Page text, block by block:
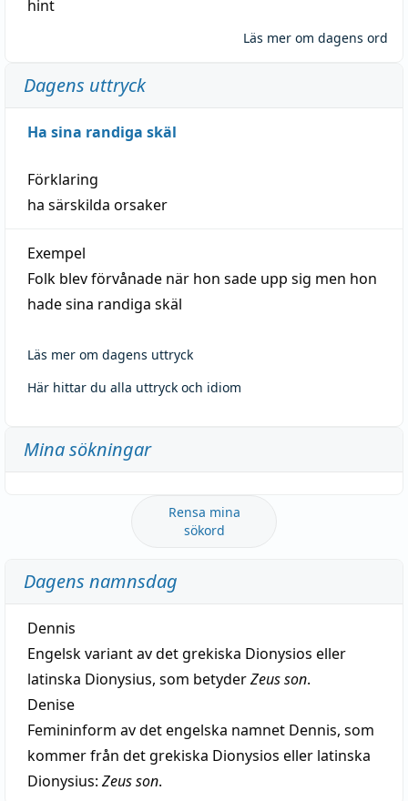
hint
Läs mer om dagens ord
Dagens uttryck
Ha sina randiga skäl
Förklaring
ha särskilda orsaker
Exempel
Folk blev förvånade när hon sade upp sig men hon
hade sina randiga skäl
Läs mer om dagens uttryck
Här hittar du alla uttryck och idiom
Mina sökningar
Rensa mina
sökord
Dagens namnsdag
Dennis
Engelsk variant av det grekiska Dionysios eller
latinska Dionysius, som betyderZeus son.
Denise
Femininform av det engelska namnet Dennis, som
kommer från det grekiska Dionysios eller latinska
Dionysius: Zeus son.